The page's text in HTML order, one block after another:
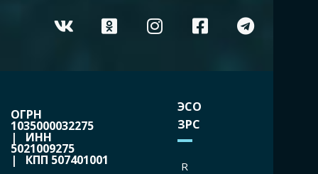
ОГРН
1035000032275
| ИНН
5021009275
| КПП 507401001
ЭСО
ЗРС
R